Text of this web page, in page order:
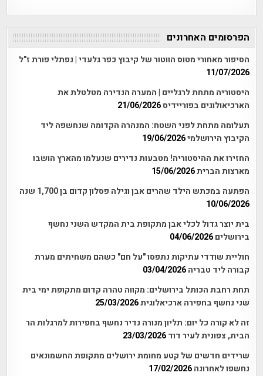
הפרסומים האחרונים
הסיפור מאחורי מטוס הווטור של קיבוץ כפר גלעדי | נפתלי פורת ז"ל
11/07/2026
היסטוריה מתחת לרגליים | המערה הנדירה מטלטלת את
הארכיאולוגים בפוריידיס21/06/2026
תעלומה מתחת לפני השטח: המנהרה הקדומה שנחשפה ליד
הקיבוץ הירושלמי19/06/2026
החזירו את ההיסטוריה! מטבעות נדירים שנעלמו מהארץ הושבו
מארצות הברית15/06/2026
הפתעה במכתש הילד שהרים אבן וגילה פסלון קדום בן 1,700 שנה
10/06/2026
בית יוצר גדול לכלי אבן מתקופת בית המקדש השני נחשף
בירושלים 04/06/2026
חוליית שודדי עתיקות נתפסו "על חם" כשהם משחיתים מערת
קבורה ליד טבריה 03/04/2026
תחת רחבת הכותל בירושלים: מקווה טהרה קדום מתקופת ימי בית
שני נחשף בחפירה ארכיאלוגית25/03/2026
זה לא קורה כל יום: תליון מנורה נדיר נחשף בחפירות למרגלות הר
הבית, צפונית לעיר דוד 23/03/2026
שרידים חדשים של קטע מחומת ירושלים מתקופת החשמונאים
נחשפו לאחרונה 17/02/2026